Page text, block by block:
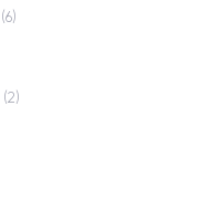
(6)
(2)